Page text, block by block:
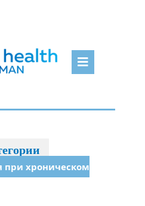
при хроническом